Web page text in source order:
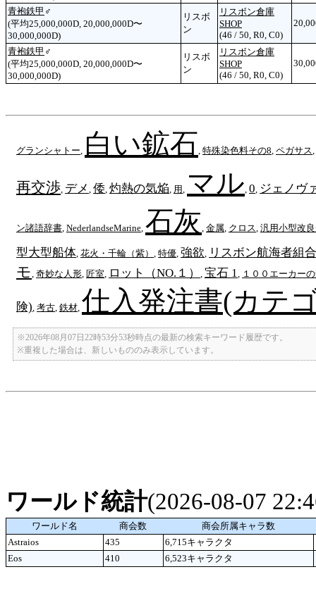
青袍鉄甲 ♂
(平均25,000,000D, 20,000,000D〜
30,000,000D)
リスボ
ン
リスボン倉庫
SHOP
(46 / 50, R0, C0)
青袍鉄甲 ♂
(平均25,000,000D, 20,000,000D〜
30,000,000D)
リスボ
ン
リスボン倉庫
SHOP
(46 / 50, R0, C0)
グランシャトー 白い鉱石 特殊染色料その8 ペガサス
再交渉 デメ 倭 灼熱の気焔 用 マル 0 ジェノヴ
ン諸語辞書 NederlandseMarine 石灰 金属 クロス 汎用小型改
型大型船体 花火・千輪（紫） 特優 強欲 リスボン航海者組合
モ 奇妙な人形 匠室 ロット（NO.１） 宝石 1 １００エーカー
険) 考古 鉄材 仕入発注書(カテ
※2026年08月07日22時53分53秒時点の最新の検索キーワード履歴です。
※重複した場合は、新しいもののみ表示しています。
ワールド統計(2026-08-07
ワールド名 商会数
商会所属キャラ数
Astraios
435 6,715キャラクタ
Eos
410 6,523キャラクタ